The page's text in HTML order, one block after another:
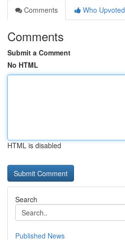
Comments
Who Upvoted
Comments
Submit a Comment
No HTML
HTML is disabled
Search
Published News